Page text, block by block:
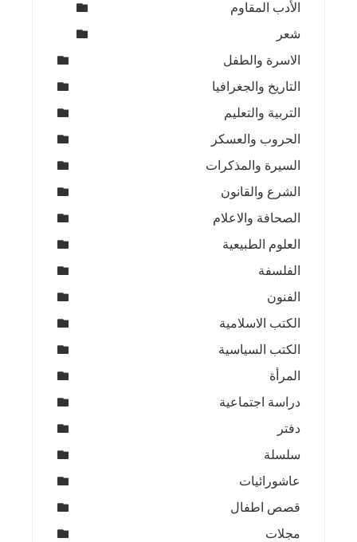
الأدب المقاوم
شعر
الاسرة والطفل
التاريخ والجغرافيا
التربية والتعليم
الحروب والعسكر
السيرة والمذكرات
الشرع والقانون
الصحافة والاعلام
العلوم الطبيعية
الفلسفة
الفنون
الكتب الاسلامية
الكتب السياسية
المرأة
دراسة اجتماعية
دفتر
سلسلة
عاشورائيات
قصص اطفال
مجلات